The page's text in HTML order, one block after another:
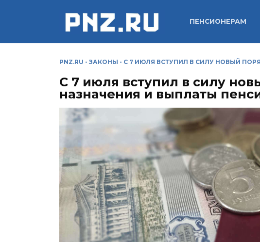
ПЕНСИОНЕРАМ
PNZ.RU - ЗАКОНЫ - С 7 ИЮЛЯ ВСТУПИЛ В СИЛУ НОВЫЙ
С 7 июля вступил в силу
назначения и выплаты